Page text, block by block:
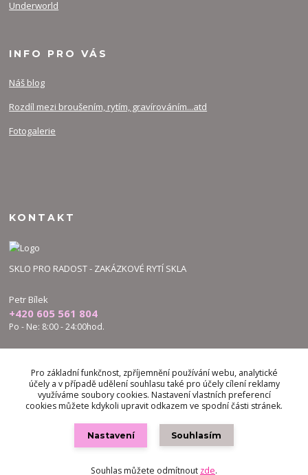
Underworld
INFO PRO VÁS
Náš blog
Rozdíl mezi broušením, rytím, gravírováním...atd
Fotogalerie
KONTAKT
SKLO PRO RADOST - ZAKÁZKOVÉ RYTÍ SKLA
Petr Bílek
+420 605 561 804
Po - Ne: 8:00 - 24:00hod.
bilek.petr@skloproradost.cz
Pro základní funkčnost, zpříjemnění používání webu, analytické
účely a v případě udělení souhlasu také pro účely cílení reklamy
využíváme soubory cookies. Nastavení vlastních preferencí
cookies můžete kdykoli upravit odkazem ve spodní části stránek.
Nastavení Souhlasím
Souhlas můžete odmítnout zde.